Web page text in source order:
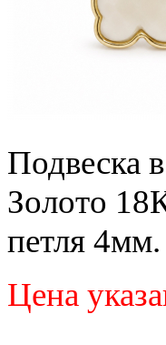
Подвеска
Золото
петля 4мм.
Цена